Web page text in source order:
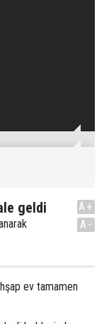
geldi
A+
A-
ev tamamen